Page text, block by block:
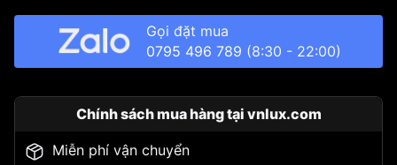
Gọi đặt mua
0795 496 789 (8:30 - 22:00)
Chính sách mua hàng tại vnlux.com
Miễn phí vận chuyển